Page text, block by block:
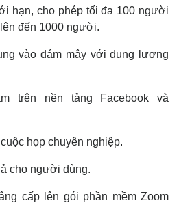
hạn, cho phép tối đa 100 người
đến 1000 người.
vào đám mây với dung lượng
trên nền tảng Facebook và
họp chuyên nghiệp.
cho người dùng.
cấp lên gói phần mềm Zoom